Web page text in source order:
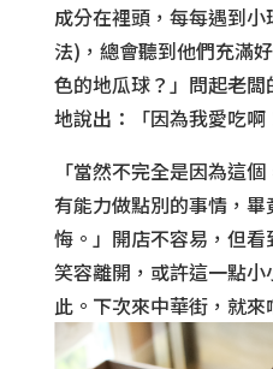
成分在裡頭，每每遇到
法)，總會聽到他們充滿
色的地瓜球？」問起老
地說出：「因為我愛吃啊
「當然不完全是因為這
有能力做點別的事情，
悔。」開店不容易，但
笑容離開，或許這一點
此。下次來中華街，就